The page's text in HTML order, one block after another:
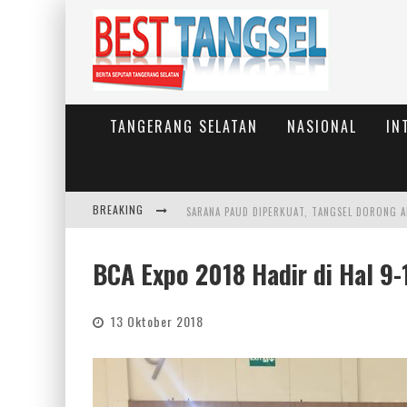
TANGERANG SELATAN NASIONAL
BREAKING
BCA Expo 2018 Hadir di Hal 9-
13 Oktober 2018